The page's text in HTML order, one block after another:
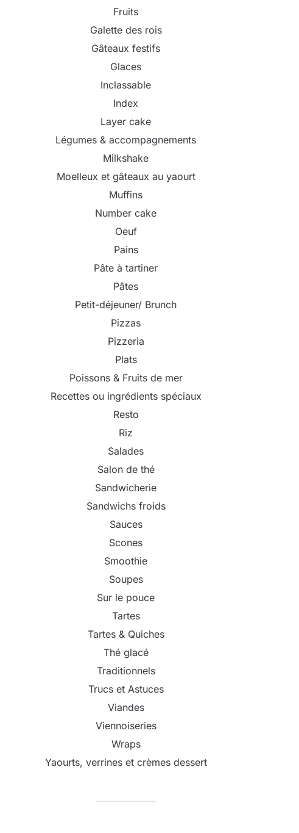
Fruits
Galette des rois
Gâteaux festifs
Glaces
Inclassable
Index
Layer cake
Légumes & accompagnements
Milkshake
Moelleux et gâteaux au yaourt
Muffins
Number cake
Oeuf
Pains
Pâte à tartiner
Pâtes
Petit-déjeuner/ Brunch
Pizzas
Pizzeria
Plats
Poissons & Fruits de mer
Recettes ou ingrédients spéciaux
Resto
Riz
Salades
Salon de thé
Sandwicherie
Sandwichs froids
Sauces
Scones
Smoothie
Soupes
Sur le pouce
Tartes
Tartes & Quiches
Thé glacé
Traditionnels
Trucs et Astuces
Viandes
Viennoiseries
Wraps
Yaourts, verrines et crèmes dessert